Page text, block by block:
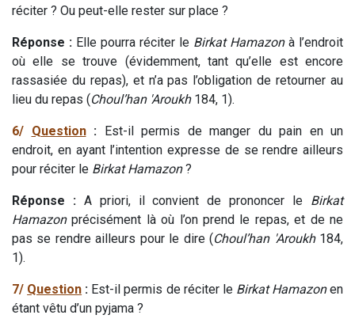
réciter ? Ou peut-elle rester sur place ?
Réponse : Elle pourra réciter le Birkat Hamazon à l’endroit
où elle se trouve (évidemment, tant qu’elle est encore
rassasiée du repas), et n’a pas l’obligation de retourner au
lieu du repas (Choul’han 'Aroukh 184, 1).
6/ Question: Est-il permis de manger du pain en un
endroit, en ayant l’intention expresse de se rendre ailleurs
pour réciter le Birkat Hamazon?
Réponse : A priori, il convient de prononcer le Birkat
Hamazonprécisément là où l’on prend le repas, et de ne
pas se rendre ailleurs pour le dire (Choul’han 'Aroukh 184,
1).
7/ Question : Est-il permis de réciter le Birkat Hamazonen
étant vêtu d’un pyjama ?